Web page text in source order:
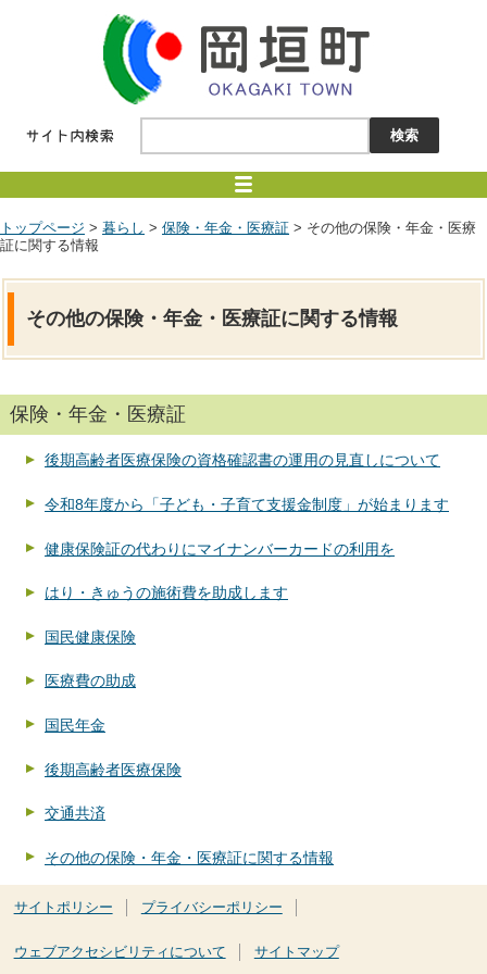
トップページ > 暮らし > 保険・年金・医療証 > その他の保険・年金・医療
証に関する情報
その他の保険・年金・医療証に関する情報
保険・年金・医療証
後期高齢者医療保険の資格確認書の運用の見直しについて
令和8年度から「子ども・子育て支援金制度」が始まります
健康保険証の代わりにマイナンバーカードの利用を
はり・きゅうの施術費を助成します
国民健康保険
医療費の助成
国民年金
後期高齢者医療保険
交通共済
その他の保険・年金・医療証に関する情報
サイトポリシー プライバシーポリシー
ウェブアクセシビリティについて サイトマップ